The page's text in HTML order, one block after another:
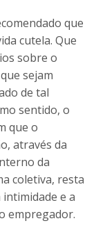
que
cutela. Que
sobre o
sejam
de tal
sentido, o
que o
através da
da
coletiva, resta
e a
empregador.